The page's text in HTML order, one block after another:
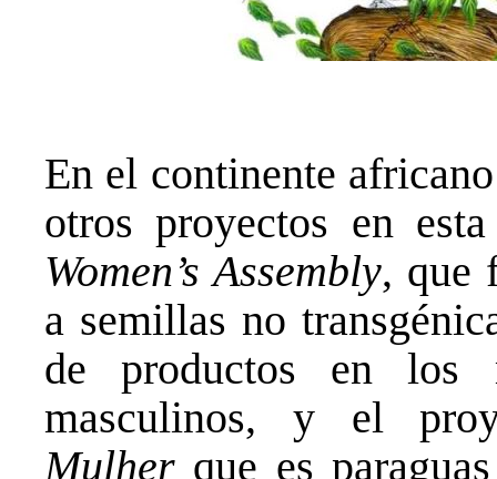
En el continente
otros proyectos en
Women’s Assembly, que
a semillas no
de productos en los
masculinos, y el
Mulher que es